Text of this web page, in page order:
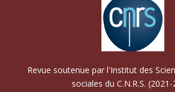
Revue soutenue par l'Institut des
sociales du C.N.R.S.